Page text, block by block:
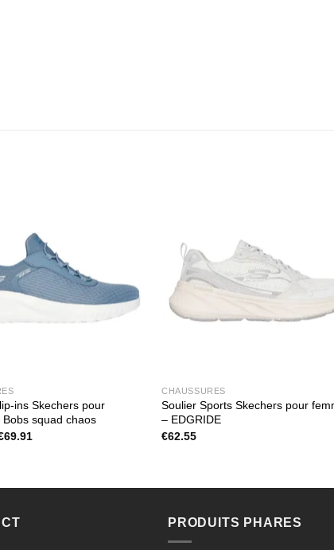
ins Skechers pour
squad chaos
69.91
CHAUSSURES
Soulier Sports Skechers pour
– EDGRIDE
€62.55
PRODUITS PHARES